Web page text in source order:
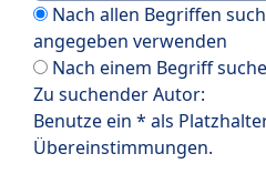
Nach allen Begriffen
angegeben verwenden
Nach einem Begriff
Zu suchender Autor:
Benutze ein * als
Übereinstimmungen.